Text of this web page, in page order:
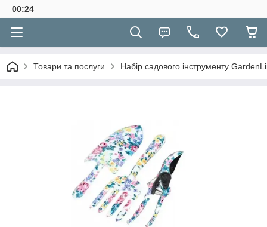
00:24
Товари та послуги Набір садового інструменту